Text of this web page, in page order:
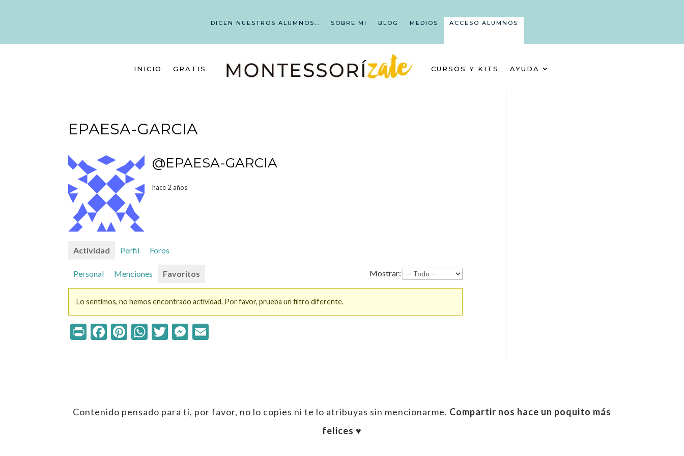
DICEN NUESTROS ALUMNOS… SOBRE MI BLOG MEDIOS ACCESO ALUMNOS
INICIO GRATIS CURSOS Y KITS AYUDA
EPAESA-GARCIA
@EPAESA-GARCIA
hace 2 años
Actividad Perfil Foros
Personal Menciones Favoritos Mostrar:
Lo sentimos, no hemos encontrado actividad. Por favor, prueba un filtro diferente.
PrintFacebook
Pinterest
WhatsApp
TwitterMessenger
Contenido pensado para tí, por favor, no lo copies ni te lo atribuyas sin mencionarme. Compartir nos hace un poquito más
felices ♥︎